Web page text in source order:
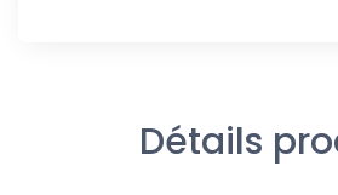
Détails